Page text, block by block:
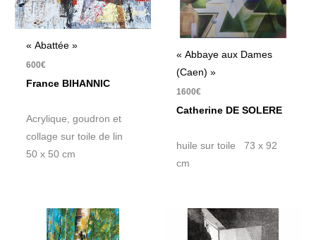
« Abattée »
600€
France BIHANNIC
Acrylique, goudron et
collage sur toile de lin
50 x 50 cm
« Abbaye aux Dames
(Caen) »
1600€
Catherine DE SOLERE
huile sur toile 73 x 92
cm